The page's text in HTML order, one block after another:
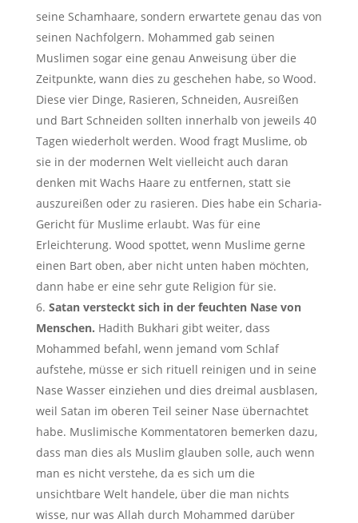
seine Schamhaare, sondern erwartete genau das von
seinen Nachfolgern. Mohammed gab seinen
Muslimen sogar eine genau Anweisung über die
Zeitpunkte, wann dies zu geschehen habe, so Wood.
Diese vier Dinge, Rasieren, Schneiden, Ausreißen
und Bart Schneiden sollten innerhalb von jeweils 40
Tagen wiederholt werden. Wood fragt Muslime, ob
sie in der modernen Welt vielleicht auch daran
denken mit Wachs Haare zu entfernen, statt sie
auszureißen oder zu rasieren. Dies habe ein Scharia-
Gericht für Muslime erlaubt. Was für eine
Erleichterung. Wood spottet, wenn Muslime gerne
einen Bart oben, aber nicht unten haben möchten,
dann habe er eine sehr gute Religion für sie.
Satan versteckt sich in der feuchten Nase von
Menschen. Hadith Bukhari gibt weiter, dass
Mohammed befahl, wenn jemand vom Schlaf
aufstehe, müsse er sich rituell reinigen und in seine
Nase Wasser einziehen und dies dreimal ausblasen,
weil Satan im oberen Teil seiner Nase übernachtet
habe. Muslimische Kommentatoren bemerken dazu,
dass man dies als Muslim glauben solle, auch wenn
man es nicht verstehe, da es sich um die
unsichtbare Welt handele, über die man nichts
wisse, nur was Allah durch Mohammed darüber